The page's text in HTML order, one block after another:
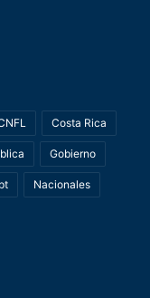
Costa Rica
Gobierno
Nacionales